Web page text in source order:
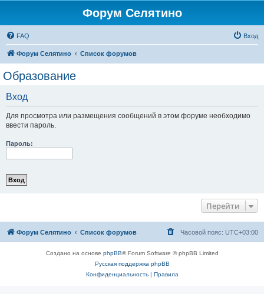
Форум Селятино
FAQ Вход
Форум Селятино Список форумов
Образование
Вход
Для просмотра или размещения сообщений в этом форуме необходимо
ввести пароль.
Пароль:
Перейти
Форум Селятино Список форумов Часовой пояс: UTC+03:00
Создано на основе phpBB® Forum Software © phpBB Limited
Русская поддержка phpBB
Конфиденциальность| Правила